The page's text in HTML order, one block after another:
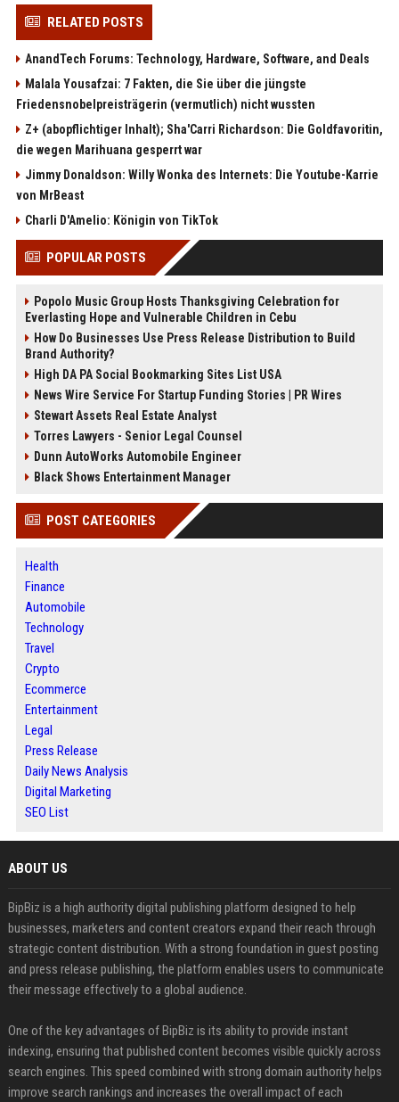
RELATED POSTS
AnandTech Forums: Technology, Hardware, Software, and Deals
Malala Yousafzai: 7 Fakten, die Sie über die jüngste
Friedensnobelpreisträgerin (vermutlich) nicht wussten
Z+ (abopflichtiger Inhalt); Sha'Carri Richardson: Die Goldfavoritin,
die wegen Marihuana gesperrt war
Jimmy Donaldson: Willy Wonka des Internets: Die Youtube-Karrie
von MrBeast
Charli D'Amelio: Königin von TikTok
POPULAR POSTS
Popolo Music Group Hosts Thanksgiving Celebration for
Everlasting Hope and Vulnerable Children in Cebu
How Do Businesses Use Press Release Distribution to Build
Brand Authority?
High DA PA Social Bookmarking Sites List USA
News Wire Service For Startup Funding Stories | PR Wires
Stewart Assets Real Estate Analyst
Torres Lawyers - Senior Legal Counsel
Dunn AutoWorks Automobile Engineer
Black Shows Entertainment Manager
POST CATEGORIES
Health
Finance
Automobile
Technology
Travel
Crypto
Ecommerce
Entertainment
Legal
Press Release
Daily News Analysis
Digital Marketing
SEO List
ABOUT US
BipBiz is a high authority digital publishing platform designed to help
businesses, marketers and content creators expand their reach through
strategic content distribution. With a strong foundation in guest posting
and press release publishing, the platform enables users to communicate
their message effectively to a global audience.
One of the key advantages of BipBiz is its ability to provide instant
indexing, ensuring that published content becomes visible quickly across
search engines. This speed combined with strong domain authority helps
improve search rankings and increases the overall impact of each